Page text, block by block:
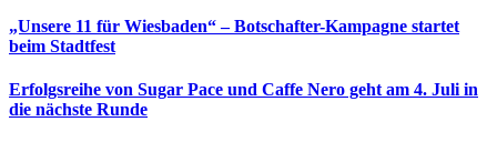
„Unsere 11 für Wiesbaden“ – Botschafter-Kampagne startet
beim Stadtfest
Erfolgsreihe von Sugar Pace und Caffe Nero geht am 4. Juli in
die nächste Runde